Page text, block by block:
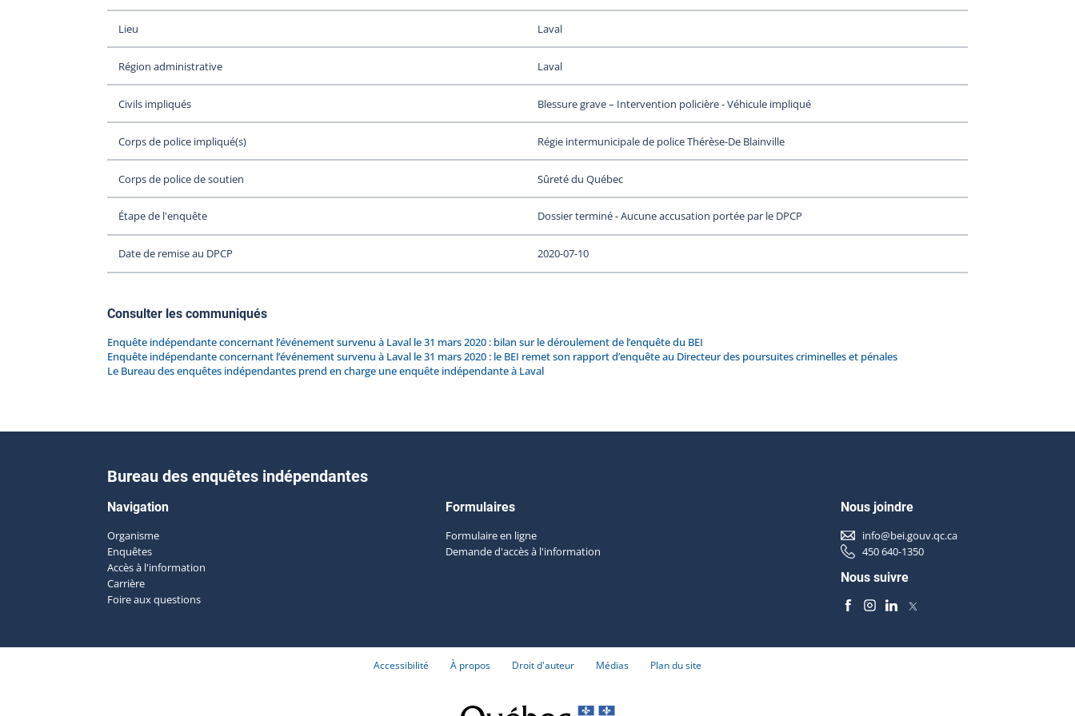
Lieu Laval
Région administrative Laval
Civils impliqués Blessure grave – Intervention policière - Véhicule impliqué
Corps de police impliqué(s) Régie intermunicipale de police Thérèse-De Blainville
Corps de police de soutien Sûreté du Québec
Étape de l'enquête Dossier terminé - Aucune accusation portée par le DPCP
Date de remise au DPCP 2020-07-10
Consulter les communiqués
Enquête indépendante concernant l’événement survenu à Laval le 31 mars 2020 : bilan sur le déroulement de l’enquête du BEI
Enquête indépendante concernant l’événement survenu à Laval le 31 mars 2020 : le BEI remet son rapport d’enquête au Directeur des poursuites criminelles et pénales
Le Bureau des enquêtes indépendantes prend en charge une enquête indépendante à Laval
Bureau des enquêtes indépendantes
Navigation
Organisme
Enquêtes
Accès à l'information
Carrière
Foire aux questions
Formulaires
Formulaire en ligne
Demande d'accès à l'information
Nous joindre
info@bei.gouv.qc.ca
450 640-1350
Nous suivre
Accessibilité À propos Droit d'auteur Médias Plan du site